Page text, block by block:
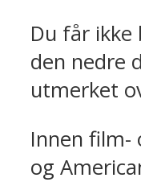
Du får
den nedre
utmerket
Innen film-
og